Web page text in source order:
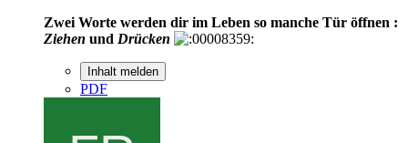
Zwei Worte werden dir im Leben so manche Tür öffnen :
Ziehen und Drücken
Inhalt melden
PDF